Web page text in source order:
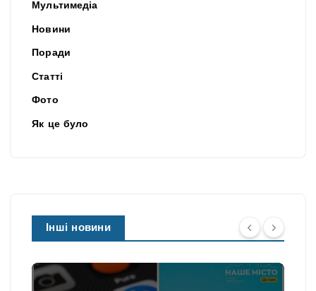
Мультимедіа
Новини
Поради
Статті
Фото
Як це було
Інші новини